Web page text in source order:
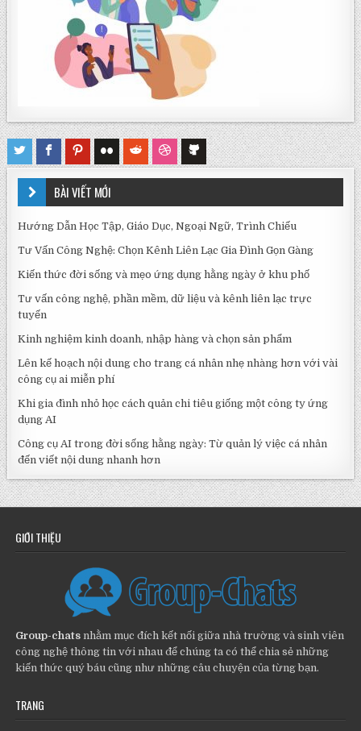
BÀI VIẾT MỚI
Hướng Dẫn Học Tập, Giáo Dục, Ngoại Ngữ, Trình Chiếu
Tư Vấn Công Nghệ: Chọn Kênh Liên Lạc Gia Đình Gọn Gàng
Kiến thức đời sống và mẹo ứng dụng hằng ngày ở khu phố
Tư vấn công nghệ, phần mềm, dữ liệu và kênh liên lạc trực
tuyến
Kinh nghiệm kinh doanh, nhập hàng và chọn sản phẩm
Lên kế hoạch nội dung cho trang cá nhân nhẹ nhàng hơn với vài
công cụ ai miễn phí
Khi gia đình nhỏ học cách quản chi tiêu giống một công ty ứng
dụng AI
Công cụ AI trong đời sống hằng ngày: Từ quản lý việc cá nhân
đến viết nội dung nhanh hơn
GIỚI THIỆU
Group-chats nhằm mục đích kết nối giữa nhà trường và sinh viên
công nghệ thông tin với nhau để chúng ta có thể chia sẻ những
kiến thức quý báu cũng như những câu chuyện của từng bạn.
TRANG